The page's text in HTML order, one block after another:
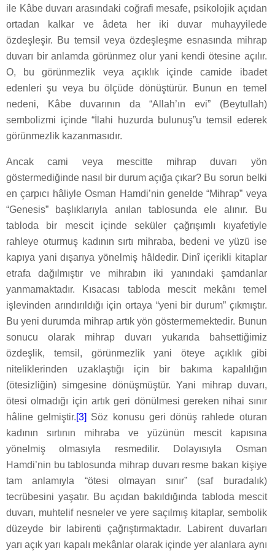
ile Kâbe duvarı arasındaki coğrafi mesafe, psikolojik açıdan
ortadan kalkar ve âdeta her iki duvar muhayyilede
özdeşleşir. Bu temsil veya özdeşleşme esnasında mihrap
duvarı bir anlamda görünmez olur yani kendi ötesine açılır.
O, bu görünmezlik veya açıklık içinde camide ibadet
edenleri şu veya bu ölçüde dönüştürür. Bunun en temel
nedeni, Kâbe duvarının da “Allah’ın evi” (Beytullah)
sembolizmi içinde “İlahi huzurda bulunuş”u temsil ederek
görünmezlik kazanmasıdır.
Ancak cami veya mescitte mihrap duvarı yön
göstermediğinde nasıl bir durum açığa çıkar? Bu sorun belki
en çarpıcı hâliyle Osman Hamdi’nin genelde “Mihrap” veya
“Genesis” başlıklarıyla anılan tablosunda ele alınır. Bu
tabloda bir mescit içinde seküler çağrışımlı kıyafetiyle
rahleye oturmuş kadının sırtı mihraba, bedeni ve yüzü ise
kapıya yani dışarıya yönelmiş hâldedir. Dinî içerikli kitaplar
etrafa dağılmıştır ve mihrabın iki yanındaki şamdanlar
yanmamaktadır. Kısacası tabloda mescit mekânı temel
işlevinden arındırıldığı için ortaya “yeni bir durum” çıkmıştır.
Bu yeni durumda mihrap artık yön göstermemektedir. Bunun
sonucu olarak mihrap duvarı yukarıda bahsettiğimiz
özdeşlik, temsil, görünmezlik yani öteye açıklık gibi
niteliklerinden uzaklaştığı için bir bakıma kapalılığın
(ötesizliğin) simgesine dönüşmüştür. Yani mihrap duvarı,
ötesi olmadığı için artık geri dönülmesi gereken nihai sınır
hâline gelmiştir.[3] Söz konusu geri dönüş rahlede oturan
kadının sırtının mihraba ve yüzünün mescit kapısına
yönelmiş olmasıyla resmedilir. Dolayısıyla Osman
Hamdi’nin bu tablosunda mihrap duvarı resme bakan kişiye
tam anlamıyla “ötesi olmayan sınır” (saf buradalık)
tecrübesini yaşatır. Bu açıdan bakıldığında tabloda mescit
duvarı, muhtelif nesneler ve yere saçılmış kitaplar, sembolik
düzeyde bir labirenti çağrıştırmaktadır. Labirent duvarları
yarı açık yarı kapalı mekânlar olarak içinde yer alanlara aynı